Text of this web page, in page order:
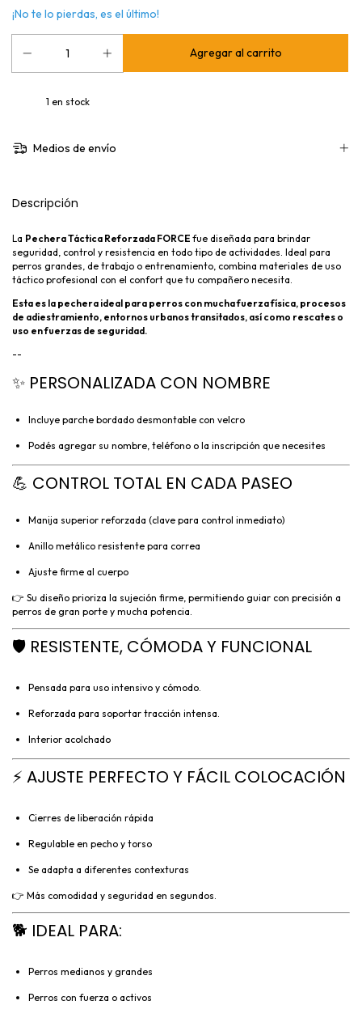
¡No te lo pierdas, es el último!
1 en stock
Medios de envío
Descripción
La Pechera Táctica Reforzada FORCE fue diseñada para brindar
seguridad, control y resistencia en todo tipo de actividades. Ideal para
perros grandes, de trabajo o entrenamiento, combina materiales de uso
táctico profesional con el confort que tu compañero necesita.
Esta es la pechera ideal para perros con mucha fuerza física, procesos
de adiestramiento, entornos urbanos transitados, así como rescates o
uso en fuerzas de seguridad.
--
✨ PERSONALIZADA CON NOMBRE
Incluye parche bordado desmontable con velcro
Podés agregar su nombre, teléfono o la inscripción que necesites
💪 CONTROL TOTAL EN CADA PASEO
Manija superior reforzada (clave para control inmediato)
Anillo metálico resistente para correa
Ajuste firme al cuerpo
👉 Su diseño prioriza la sujeción firme, permitiendo guiar con precisión a
perros de gran porte y mucha potencia.
🛡️ RESISTENTE, CÓMODA Y FUNCIONAL
Pensada para uso intensivo y cómodo.
Reforzada para soportar tracción intensa.
Interior acolchado
⚡ AJUSTE PERFECTO Y FÁCIL COLOCACIÓN
Cierres de liberación rápida
Regulable en pecho y torso
Se adapta a diferentes contexturas
👉 Más comodidad y seguridad en segundos.
🐕 IDEAL PARA:
Perros medianos y grandes
Perros con fuerza o activos